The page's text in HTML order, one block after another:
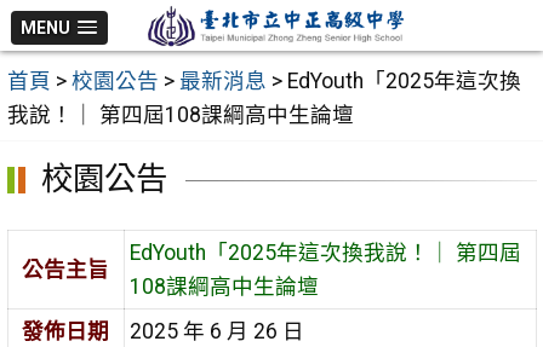
跳
至
主
要
MENU
首頁 > 校園公告 > 最新消息 > EdYouth「2025年這次換
我說！｜ 第四屆108課綱高中生論壇
校園公告
公告主旨
EdYouth「2025年這次換我說！｜ 第四屆
108課綱高中生論壇
發佈日期
2025 年 6 月 26 日